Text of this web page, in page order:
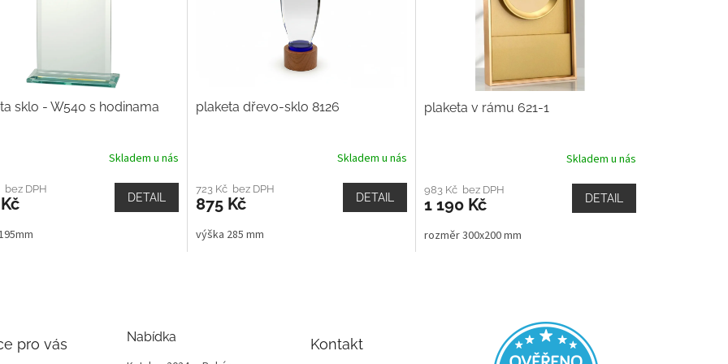
sklo - W540 s hodinama
Skladem u nás
bez DPH
DETAIL
plaketa dřevo-sklo 8126
Skladem u nás
723 Kč bez DPH
875 Kč DETAIL
výška 285 mm
plaketa v rámu 621-1
Skladem u nás
983 Kč bez DPH
1 190 Kč DETAIL
rozměr 300x200 mm
pro vás Nabídka Kontakt